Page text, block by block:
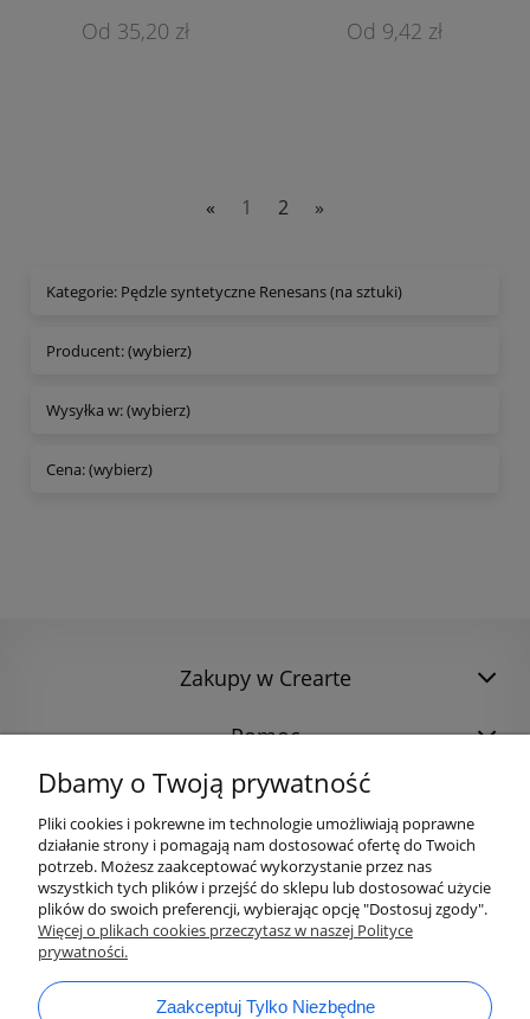
35,20 zł 9,42 zł
« 1 2 »
Kategorie: Pędzle syntetyczne Renesans (na sztuki)
Producent: (wybierz)
Wysyłka w: (wybierz)
Cena: (wybierz)
Zakupy w Crearte
Pomoc
bok@ArtykulyDlaPlastykow.pl
Dbamy o Twoją prywatność
Pliki cookies i pokrewne im technologie umożliwiają poprawne
działanie strony i pomagają nam dostosować ofertę do Twoich
potrzeb. Możesz zaakceptować wykorzystanie przez nas
wszystkich tych plików i przejść do sklepu lub dostosować użycie
plików do swoich preferencji, wybierając opcję "Dostosuj zgody".
Więcej o plikach cookies przeczytasz w naszej Polityce
prywatności.
Zaakceptuj Tylko Niezbędne